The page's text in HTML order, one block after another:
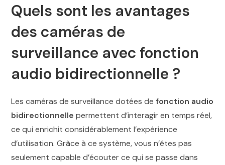
Quels sont les avantages
des caméras de
surveillance avec fonction
audio bidirectionnelle ?
Les caméras de surveillance dotées defonction audio
bidirectionnelle permettent d’interagir en temps réel,
ce qui enrichit considérablement l’expérience
d’utilisation. Grâce à ce système, vous n’êtes pas
seulement capable d’écouter ce qui se passe dans